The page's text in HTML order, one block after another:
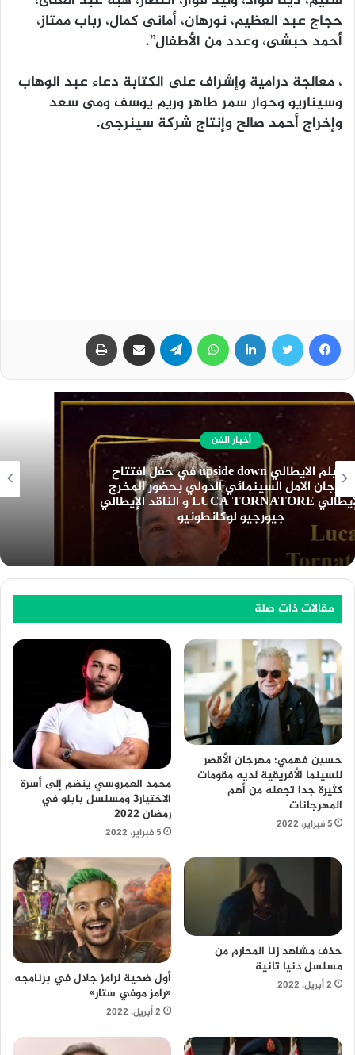
حجاج عبد العظيم، نورهان، أمانى كمال، رباب ممتاز،
أحمد حبشى، وعدد من الأطفال”.
، معالجة درامية وإشراف على الكتابة دعاء عبد الوهاب
وسيناريو وحوار سمر طاهر وريم يوسف ومى سعد
وإخراج أحمد صالح وإنتاج شركة سينرجى.
أخبار الفن
نادي السينما الافريقية يعرض فيلم ” تمساح النيل
” بسينما الهناجر السبت المقبل
مقالات ذات صلة
حسين فهمي: مهرجان الأقصر
للسينما الأفريقية لديه مقومات
كثيرة جدا تجعله من أهم
المهرجانات
5 فبراير، 2022
محمد العمروسي ينضم إلى أسرة
الاختيار3 ومسلسل بابلو في
رمضان 2022
5 فبراير، 2022
حذف مشاهد زنا المحارم من
مسلسل دنيا تانية
2 أبريل، 2022
أول ضحية لرامز جلال في برنامجه
«رامز موفي ستار»
2 أبريل، 2022